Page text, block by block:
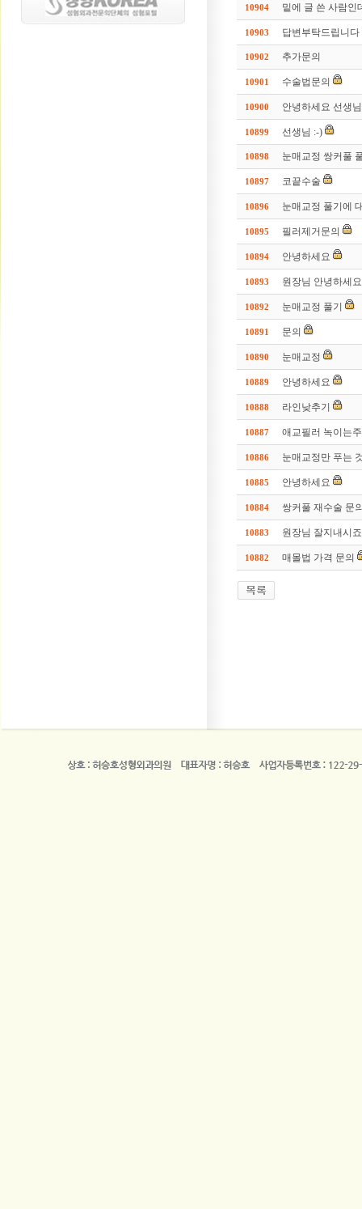
10904 밑에 글 쓴 사람인
10903 답변부탁드립니다
10902 추가문의
10901 수술법문의
10900 안녕하세요 선생님
10899 선생님 :-)
10898 눈매교정 쌍커풀
10897 코끝수술
10896 눈매교정 풀기에
10895 필러제거문의
10894 안녕하세요
10893 원장님 안녕하세요
10892 눈매교정 풀기
10891 문의
10890 눈매교정
10889 안녕하세요
10888 라인낮추기
10887 애교필러 녹이는
10886 눈매교정만 푸는
10885 안녕하세요
10884 쌍커풀 재수술 문
10883 원장님 잘지내시
10882 매몰법 가격 문의